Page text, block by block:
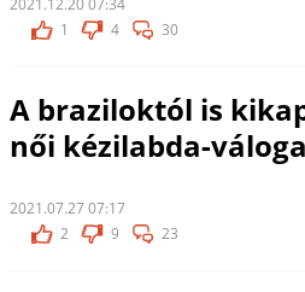
2021.12.20 07:34
1
4 30
A braziloktól is
női kézilabda-
2021.07.27 07:17
2
9 23